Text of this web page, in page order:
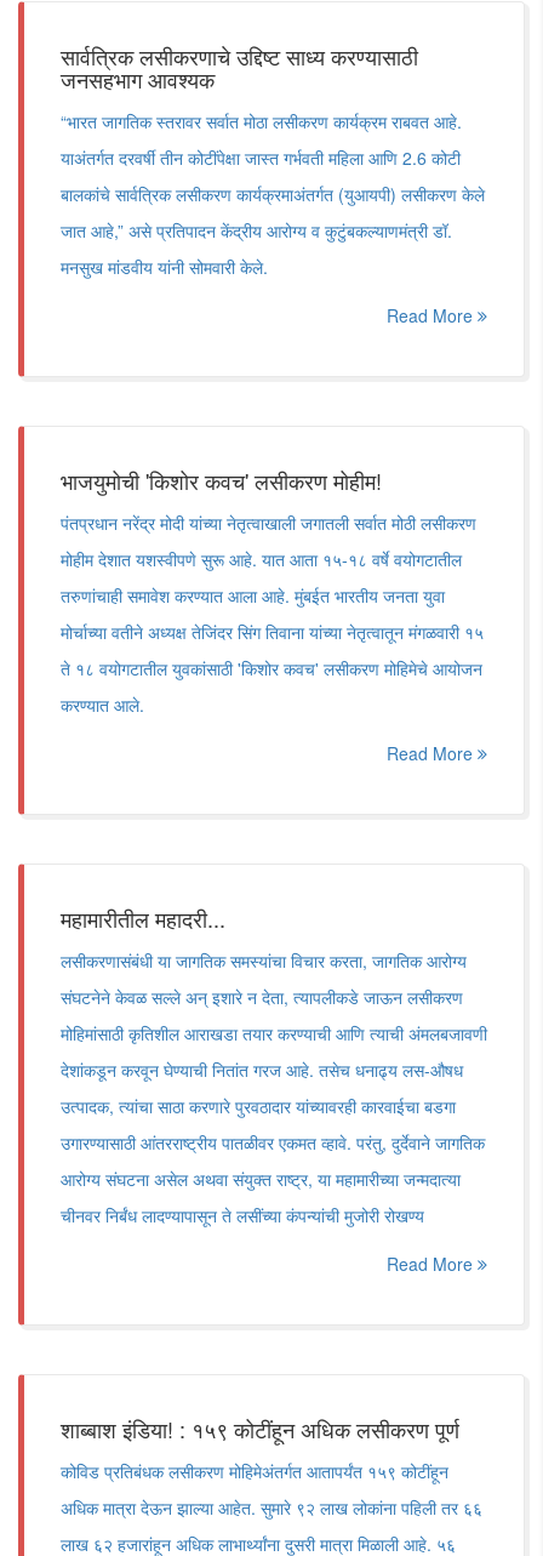
सार्वत्रिक लसीकरणाचे उद्दिष्ट साध्य करण्यासाठी
जनसहभाग आवश्यक
“भारत जागतिक स्तरावर सर्वात मोठा लसीकरण कार्यक्रम राबवत आहे.
याअंतर्गत दरवर्षी तीन कोटींपेक्षा जास्त गर्भवती महिला आणि 2.6 कोटी
बालकांचे सार्वत्रिक लसीकरण कार्यक्रमाअंतर्गत (युआयपी) लसीकरण केले
जात आहे,” असे प्रतिपादन केंद्रीय आरोग्य व कुटुंबकल्याणमंत्री डॉ.
मनसुख मांडवीय यांनी सोमवारी केले.
Read More
भाजयुमोची 'किशोर कवच' लसीकरण मोहीम!
पंतप्रधान नरेंद्र मोदी यांच्या नेतृत्वाखाली जगातली सर्वात मोठी लसीकरण
मोहीम देशात यशस्वीपणे सुरू आहे. यात आता १५-१८ वर्षे वयोगटातील
तरुणांचाही समावेश करण्यात आला आहे. मुंबईत भारतीय जनता युवा
मोर्चाच्या वतीने अध्यक्ष तेजिंदर सिंग तिवाना यांच्या नेतृत्वातून मंगळवारी १५
ते १८ वयोगटातील युवकांसाठी 'किशोर कवच' लसीकरण मोहिमेचे आयोजन
करण्यात आले.
Read More
महामारीतील महादरी...
लसीकरणासंबंधी या जागतिक समस्यांचा विचार करता, जागतिक आरोग्य
संघटनेने केवळ सल्ले अन् इशारे न देता, त्यापलीकडे जाऊन लसीकरण
मोहिमांसाठी कृतिशील आराखडा तयार करण्याची आणि त्याची अंमलबजावणी
देशांकडून करवून घेण्याची नितांत गरज आहे. तसेच धनाढ्य लस-औषध
उत्पादक, त्यांचा साठा करणारे पुरवठादार यांच्यावरही कारवाईचा बडगा
उगारण्यासाठी आंतरराष्ट्रीय पातळीवर एकमत व्हावे. परंतु, दुर्देवाने जागतिक
आरोग्य संघटना असेल अथवा संयुक्त राष्ट्र, या महामारीच्या जन्मदात्या
चीनवर निर्बंध लादण्यापासून ते लसींच्या कंपन्यांची मुजोरी रोखण्य
Read More
शाब्बाश इंडिया! : १५९ कोटींहून अधिक लसीकरण पूर्ण
कोविड प्रतिबंधक लसीकरण मोहिमेअंतर्गत आतापर्यंत १५९ कोटींहून
अधिक मात्रा देऊन झाल्या आहेत. सुमारे ९२ लाख लोकांना पहिली तर ६६
लाख ६२ हजारांहून अधिक लाभार्थ्यांना दुसरी मात्रा मिळाली आहे. ५६